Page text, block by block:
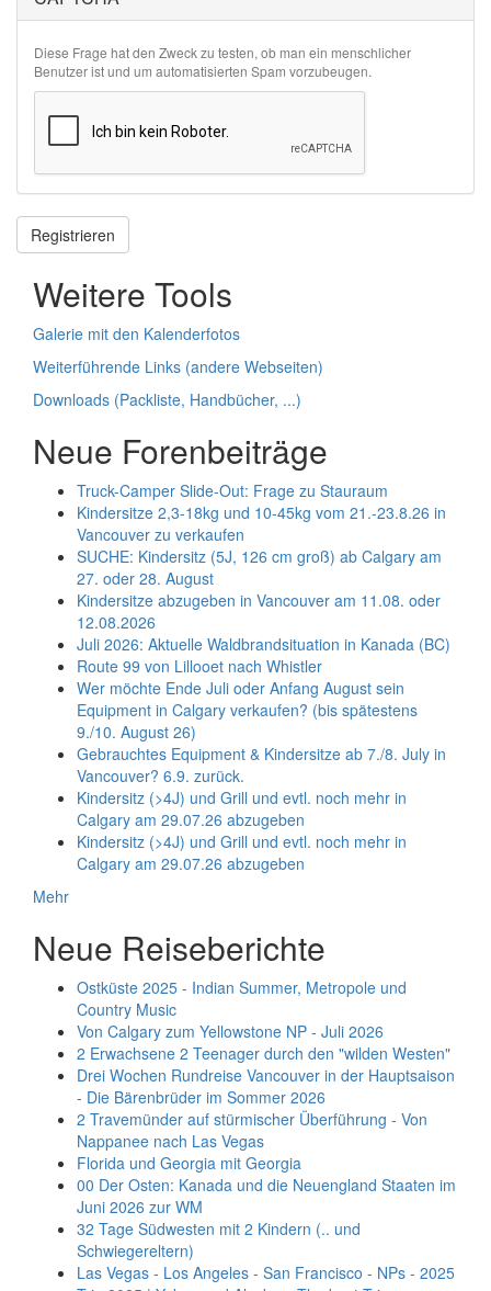
Diese Frage hat den Zweck zu testen, ob man ein menschlicher
Benutzer ist und um automatisierten Spam vorzubeugen.
Registrieren
Weitere Tools
Galerie mit den Kalenderfotos
Weiterführende Links (andere Webseiten)
Downloads (Packliste, Handbücher, ...)
Neue Forenbeiträge
Truck-Camper Slide-Out: Frage zu Stauraum
Kindersitze 2,3-18kg und 10-45kg vom 21.-23.8.26 in
Vancouver zu verkaufen
SUCHE: Kindersitz (5J, 126 cm groß) ab Calgary am
27. oder 28. August
Kindersitze abzugeben in Vancouver am 11.08. oder
12.08.2026
Juli 2026: Aktuelle Waldbrandsituation in Kanada (BC)
Route 99 von Lillooet nach Whistler
Wer möchte Ende Juli oder Anfang August sein
Equipment in Calgary verkaufen? (bis spätestens
9./10. August 26)
Gebrauchtes Equipment & Kindersitze ab 7./8. July in
Vancouver? 6.9. zurück.
Kindersitz (>4J) und Grill und evtl. noch mehr in
Calgary am 29.07.26 abzugeben
Kindersitz (>4J) und Grill und evtl. noch mehr in
Calgary am 29.07.26 abzugeben
Mehr
Neue Reiseberichte
Ostküste 2025 - Indian Summer, Metropole und
Country Music
Von Calgary zum Yellowstone NP - Juli 2026
2 Erwachsene 2 Teenager durch den "wilden Westen"
Drei Wochen Rundreise Vancouver in der Hauptsaison
- Die Bärenbrüder im Sommer 2026
2 Travemünder auf stürmischer Überführung - Von
Nappanee nach Las Vegas
Florida und Georgia mit Georgia
00 Der Osten: Kanada und die Neuengland Staaten im
Juni 2026 zur WM
32 Tage Südwesten mit 2 Kindern (.. und
Schwiegereltern)
Las Vegas - Los Angeles - San Francisco - NPs - 2025